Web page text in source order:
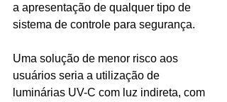
a apresentação de qualquer tipo de
sistema de controle para segurança.
Uma solução de menor risco aos
usuários seria a utilização de
luminárias UV-C com luz indireta, com